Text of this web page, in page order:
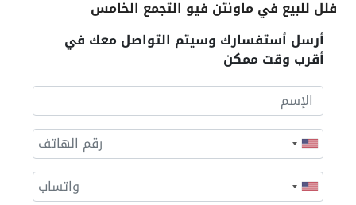
فلل للبيع في ماونتن فيو التجمع الخامس
أرسل أستفسارك وسيتم التواصل معك في
أقرب وقت ممكن